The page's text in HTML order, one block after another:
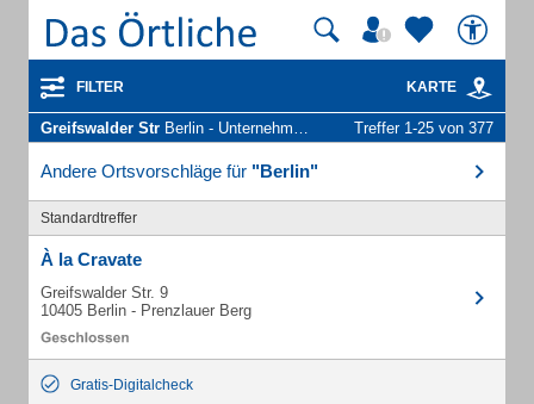
FILTER KARTE
Greifswalder Str Berlin - Unternehmen und Personen Treffer 1-25 von 377
Andere Ortsvorschläge für "Berlin"
Standardtreffer
À la Cravate
Greifswalder Str. 9
10405 Berlin - Prenzlauer Berg
Gratis-Digitalcheck